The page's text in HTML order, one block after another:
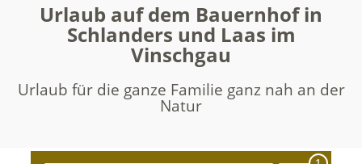
Urlaub auf dem Bauernhof in
Schlanders und Laas im
Vinschgau
Urlaub für die ganze Familie ganz nah an der
Natur